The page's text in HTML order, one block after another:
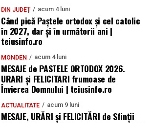
DIN JUDEȚ acum 4 luni
Când pică Paștele ortodox și cel catolic
în 2027, dar și în următorii ani |
teiusinfo.ro
MONDEN acum 4 luni
MESAJE de PASTELE ORTODOX 2026.
URARI și FELICITARI frumoase de
Învierea Domnului | teiusinfo.ro
ACTUALITATE acum 9 luni
MESAJE, URĂRI și FELICITĂRI de Sfinții